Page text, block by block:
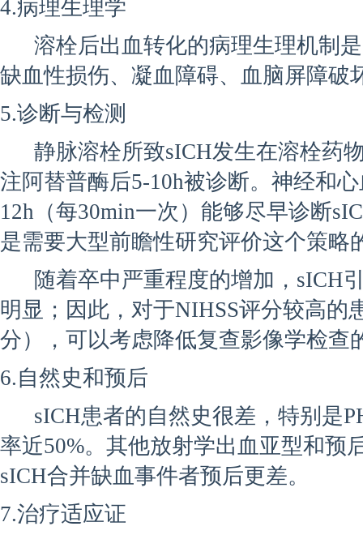
4.病理生理学
溶栓后出血转化的病理生理机制
缺血性损伤、凝血障碍、血脑屏障破
5.诊断与检测
静脉溶栓所致sICH发生在溶栓药
注阿替普酶后5-10h被诊断。神经和
12h（每30min一次）能够尽早诊断
是需要大型前瞻性研究评价这个策略
随着卒中严重程度的增加，sICH
明显；因此，对于NIHSS评分较高的
分），可以考虑降低复查影像学检查
6.自然史和预后
sICH患者的自然史很差，特别是
率近50%。其他放射学出血亚型和预
sICH合并缺血事件者预后更差。
7.治疗适应证